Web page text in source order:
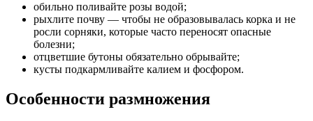
обильно поливайте розы водой;
рыхлите почву — чтобы не образовывалась корка и не
росли сорняки, которые часто переносят опасные
болезни;
отцветшие бутоны обязательно обрывайте;
кусты подкармливайте калием и фосфором.
Особенности размножения